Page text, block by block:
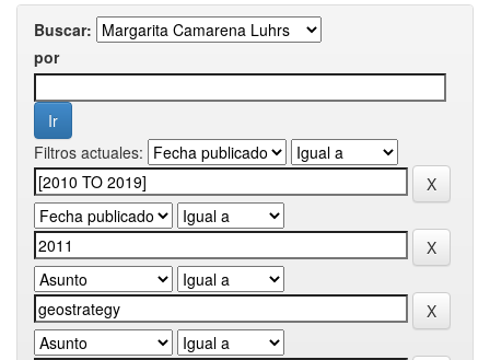
Buscar:
por
Filtros actuales: